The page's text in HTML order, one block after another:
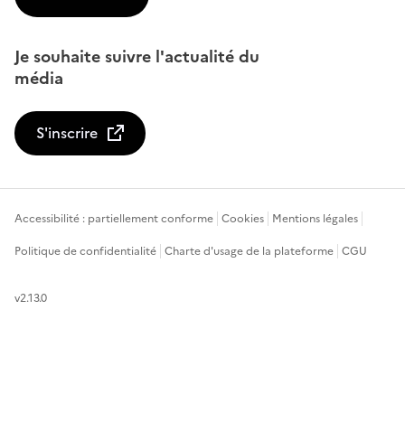
Je souhaite suivre l'actualité du
média
S'inscrire
Accessibilité : partiellement conforme Cookies Mentions légales
Politique de confidentialité Charte d'usage de la plateforme CGU
v2.13.0